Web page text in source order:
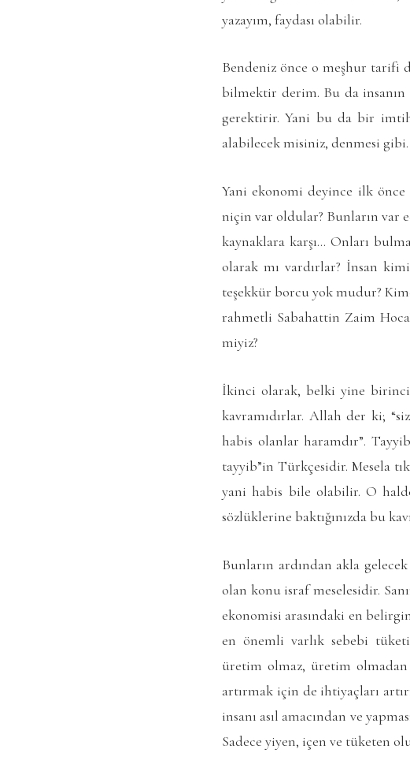
yazayım, faydası olabilir.
Bendeniz önce o meşhur tarifi
bilmektir derim. Bu da insanın
gerektirir. Yani bu da bir
alabilecek misiniz, denmesi gibi.
Yani ekonomi deyince ilk önce
niçin var oldular? Bunların var
kaynaklara karşı… Onları
olarak mı vardırlar? İnsan
teşekkür borcu yok mudur?
rahmetli Sabahattin Zaim
miyiz?
İkinci olarak, belki yine
kavramıdırlar. Allah der ki;
habis olanlar haramdır”.
tayyib”in Türkçesidir. Mesela
yani habis bile olabilir. O
sözlüklerine baktığınızda bu
Bunların ardından akla
olan konu israf meselesidir.
ekonomisi arasındaki en
en önemli varlık sebebi
üretim olmaz, üretim olmadan
artırmak için de ihtiyaçları
insanı asıl amacından ve
Sadece yiyen, içen ve tüketen